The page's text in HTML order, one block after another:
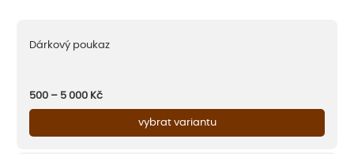
Dárkový poukaz
500 – 5 000 Kč
vybrat variantu